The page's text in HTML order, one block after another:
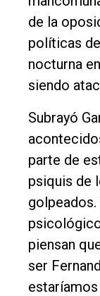
de la
políticas
nocturna
siendo
Subrayó
parte de
psiquis de
piensan
ser